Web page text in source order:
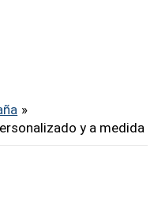
y a medida